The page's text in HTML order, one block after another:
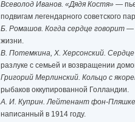
Всеволод Иванов. «Дядя Костя» —
подвигам легендарного советского
Б. Ромашов. Когда сердце говорит —
жизни.
В. Потемкина, X. Херсонский. Сердце
разлуке с семьей и возвращении
Григорий Мерлинский. Кольцо с
рыбаков оккупированной Голландии.
А. И. Куприн. Лейтенант фон-Пляшке
написанный в 1914 году.